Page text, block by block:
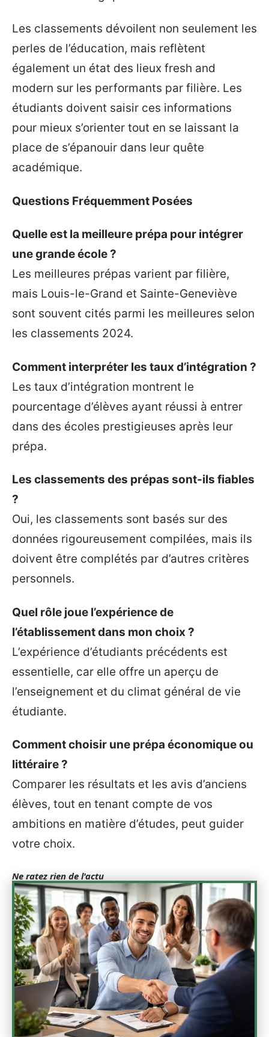
Les classements dévoilent non seulement les
perles de l’éducation, mais reflètent
également un état des lieux fresh and
modern sur les performants par filière. Les
étudiants doivent saisir ces informations
pour mieux s’orienter tout en se laissant la
place de s’épanouir dans leur quête
académique.
Questions Fréquemment Posées
Quelle est la meilleure prépa pour intégrer
une grande école ?
Les meilleures prépas varient par filière,
mais Louis-le-Grand et Sainte-Geneviève
sont souvent cités parmi les meilleures selon
les classements 2024.
Comment interpréter les taux d’intégration ?
Les taux d’intégration montrent le
pourcentage d’élèves ayant réussi à entrer
dans des écoles prestigieuses après leur
prépa.
Les classements des prépas sont-ils fiables
?
Oui, les classements sont basés sur des
données rigoureusement compilées, mais ils
doivent être complétés par d’autres critères
personnels.
Quel rôle joue l’expérience de
l’établissement dans mon choix ?
L’expérience d’étudiants précédents est
essentielle, car elle offre un aperçu de
l’enseignement et du climat général de vie
étudiante.
Comment choisir une prépa économique ou
littéraire ?
Comparer les résultats et les avis d’anciens
élèves, tout en tenant compte de vos
ambitions en matière d’études, peut guider
votre choix.
Ne ratez rien de l'actu